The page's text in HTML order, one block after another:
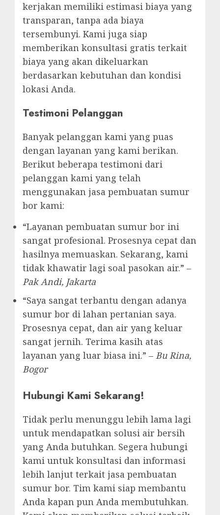
kerjakan memiliki estimasi biaya yang
transparan, tanpa ada biaya
tersembunyi. Kami juga siap
memberikan konsultasi gratis terkait
biaya yang akan dikeluarkan
berdasarkan kebutuhan dan kondisi
lokasi Anda.
Testimoni Pelanggan
Banyak pelanggan kami yang puas
dengan layanan yang kami berikan.
Berikut beberapa testimoni dari
pelanggan kami yang telah
menggunakan jasa pembuatan sumur
bor kami:
“Layanan pembuatan sumur bor ini
sangat profesional. Prosesnya cepat dan
hasilnya memuaskan. Sekarang, kami
tidak khawatir lagi soal pasokan air.” –
Pak Andi, Jakarta
“Saya sangat terbantu dengan adanya
sumur bor di lahan pertanian saya.
Prosesnya cepat, dan air yang keluar
sangat jernih. Terima kasih atas
layanan yang luar biasa ini.” – Bu Rina,
Bogor
Hubungi Kami Sekarang!
Tidak perlu menunggu lebih lama lagi
untuk mendapatkan solusi air bersih
yang Anda butuhkan. Segera hubungi
kami untuk konsultasi dan informasi
lebih lanjut terkait jasa pembuatan
sumur bor. Tim kami siap membantu
Anda kapan pun Anda membutuhkan.